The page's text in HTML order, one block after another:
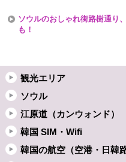
ソウルのおしゃれ街路樹通り
も！
観光エリア
ソウル
江原道（カンウォンド）
韓国 SIM・Wifi
韓国の航空（空港・日韓路